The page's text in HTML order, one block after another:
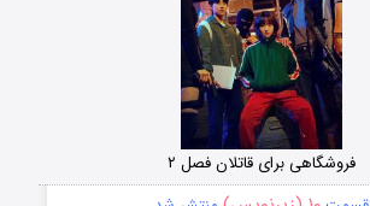
فروشگاهی برای قاتلان فصل ۲